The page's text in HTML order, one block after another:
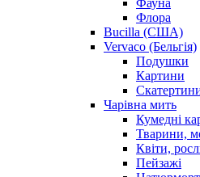
Флора
Bucilla (США)
Vervaco (Бельгія)
Подушки
Картини
Чарiвна мить
Кумедні
Тварини,
Квіти,
Пейзажі